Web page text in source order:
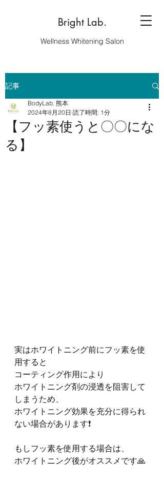
Bright Lab.
Wellness Whitening Salon
記事
【フッ素使うと〇〇にな
る】
BodyLab. 熊本
2024年8月20日 読了時間: 1分
実はホワイトニング前にフッ素を使
用すると
コーティング作用により
ホワイトニング剤の浸透を阻害して
しまうため、
ホワイトニング効果を充分に得られ
ない場合があります❗️
もしフッ素を使用する場合は、
ホワイトニング後がオススメです🙏